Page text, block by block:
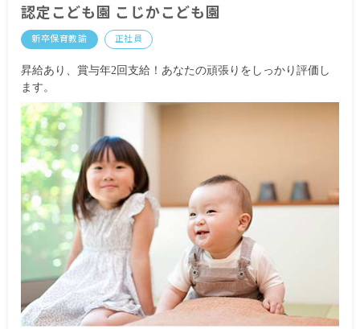
賞与あり 年3回 昨年実績：計4.50カ月分
※試用期間あり
認定こども園 こじかこども園
新卒保育教諭 正社員
昇給あり、賞与年2回支給！あなたの頑張りをしっかり評価し
ます。